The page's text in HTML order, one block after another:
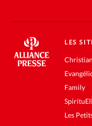
LES
Family
Les